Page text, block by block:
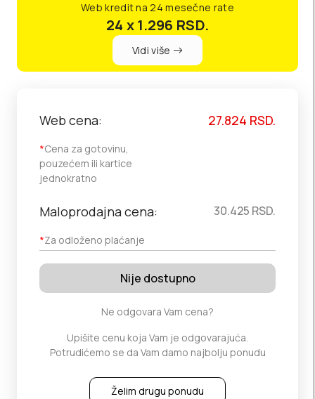
Web kredit na 24 mesečne rate
24 x 1.296 RSD.
Vidi više
Web cena:
*Cena za gotovinu,
pouzećem ili kartice
jednokratno
27.824 RSD.
Maloprodajna cena:
*Za odloženo plaćanje
30.425 RSD.
Nije dostupno
Ne odgovara Vam cena?
Upišite cenu koja Vam je odgovarajuća.
Potrudićemo se da Vam damo najbolju ponudu
Želim drugu ponudu